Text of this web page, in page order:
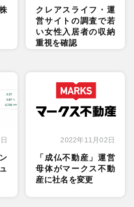
クレアスライフ・運
営サイトの調査で若
い女性入居者の収納
重視を確認
2022年11月02日
「成仏不動産」運営
母体がマークス不動
産に社名を変更